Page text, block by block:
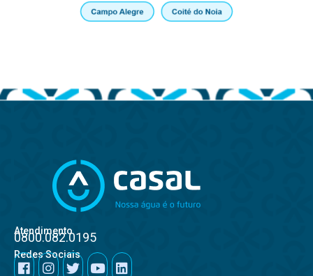
Atendimento
0800.082.0195
Redes Sociais